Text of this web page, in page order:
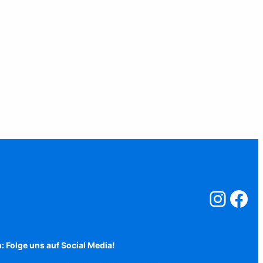
Salzstreuner
Folge uns auf Social Media!